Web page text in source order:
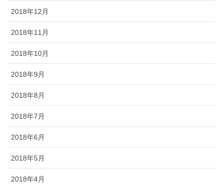
2018年12月
2018年11月
2018年10月
2018年9月
2018年8月
2018年7月
2018年6月
2018年5月
2018年4月